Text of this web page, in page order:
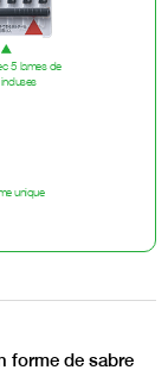
5 lames de
unique
forme de sabre